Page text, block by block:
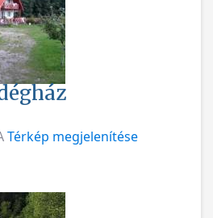
Térkép megjelenítése